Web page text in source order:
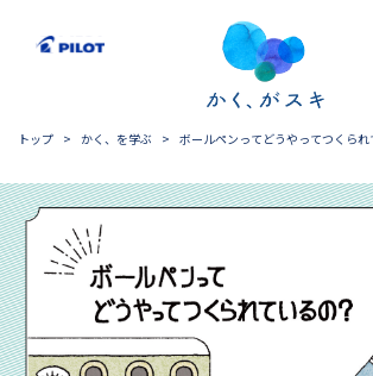
トップ > かく、を学ぶ > ボールペンってどうやってつくられ